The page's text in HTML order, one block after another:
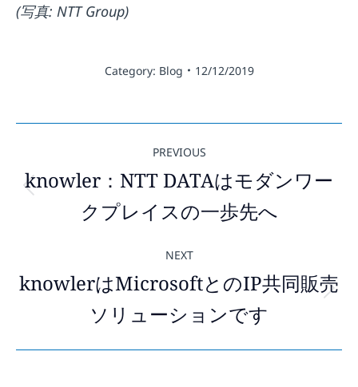
(写真: NTT Group)
Category: Blog 12/12/2019
navigation
PREVIOUS
Previous
post:
knowler：NTT DATAはモダンワー
クプレイスの一歩先へ
NEXT
Next
post:
knowlerはMicrosoftとのIP共同販売
ソリューションです